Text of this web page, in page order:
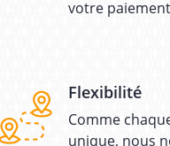
votre
Flexibilité
Comme
unique, nous